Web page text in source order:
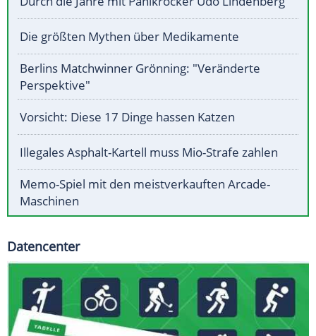
Die größten Mythen über Medikamente
Berlins Matchwinner Grönning: "Veränderte
Perspektive"
Vorsicht: Diese 17 Dinge hassen Katzen
Illegales Asphalt-Kartell muss Mio-Strafe zahlen
Memo-Spiel mit den meistverkauften Arcade-
Maschinen
Datencenter